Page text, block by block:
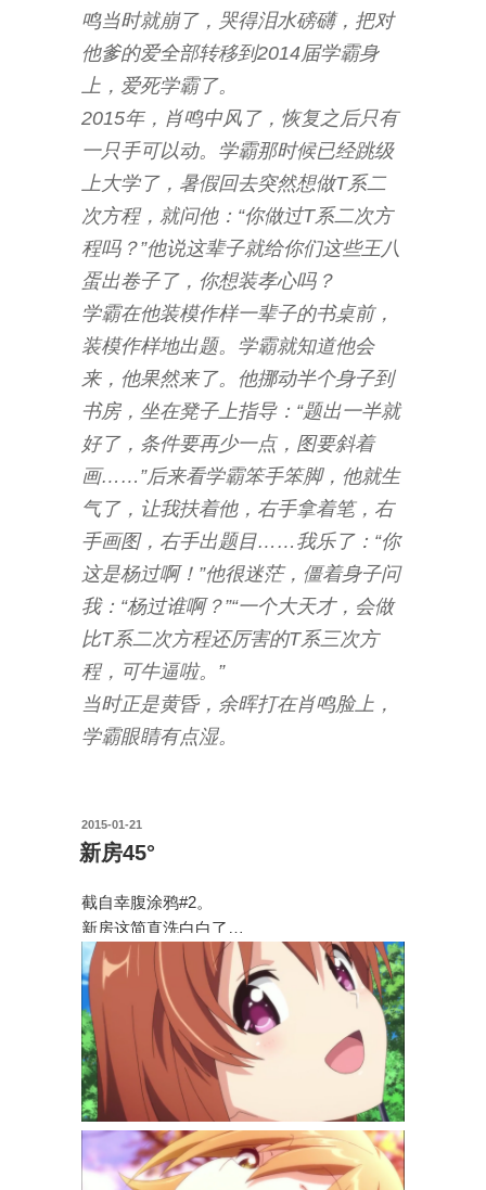
鸣当时就崩了，哭得泪水磅礴，把对
他爹的爱全部转移到2014届学霸身
上，爱死学霸了。
2015年，肖鸣中风了，恢复之后只有
一只手可以动。学霸那时候已经跳级
上大学了，暑假回去突然想做T系二
次方程，就问他：“你做过T系二次方
程吗？”他说这辈子就给你们这些王八
蛋出卷子了，你想装孝心吗？
学霸在他装模作样一辈子的书桌前，
装模作样地出题。学霸就知道他会
来，他果然来了。他挪动半个身子到
书房，坐在凳子上指导：“题出一半就
好了，条件要再少一点，图要斜着
画……”后来看学霸笨手笨脚，他就生
气了，让我扶着他，右手拿着笔，右
手画图，右手出题目……我乐了：“你
这是杨过啊！”他很迷茫，僵着身子问
我：“杨过谁啊？”“一个大天才，会做
比T系二次方程还厉害的T系三次方
程，可牛逼啦。”
当时正是黄昏，余晖打在肖鸣脸上，
学霸眼睛有点湿。
投
稿
日:
2015-01-21
新房45°
截自幸腹涂鸦#2。
新房这简直洗白白了…